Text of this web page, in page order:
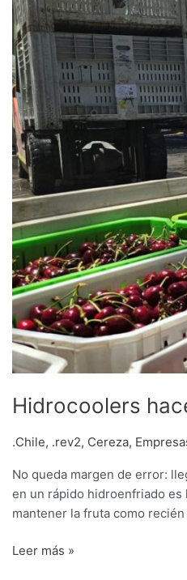
Hidrocoolers
.Chile, .rev2, Cereza,
No queda margen de error:
en un rápido hidroenfriado es
mantener la fruta como recién
diferencia
en
calidad
de
las
cerezas
Leer más »